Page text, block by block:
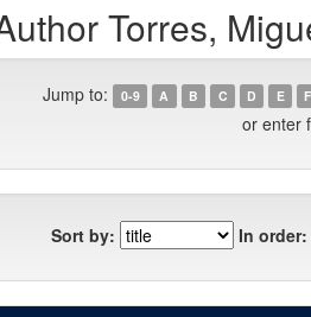
Torres,
Jump to: 0-9 A B C D E F
or enter
Sort by: In order: